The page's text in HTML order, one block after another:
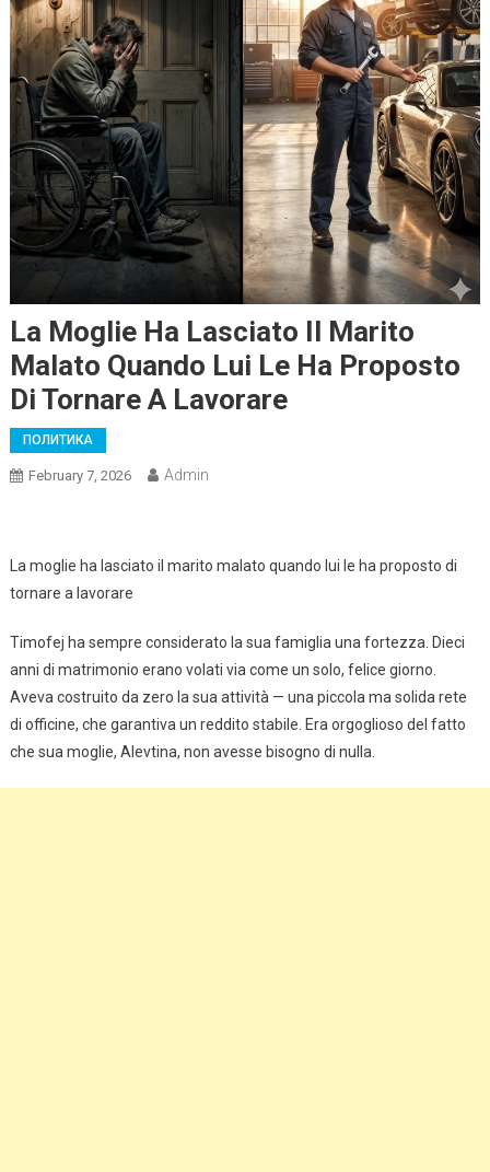
La Moglie Ha Lasciato Il Marito
Malato Quando Lui Le Ha Proposto
Di Tornare A Lavorare
ПОЛИТИКА
February 7, 2026 Admin
La moglie ha lasciato il marito malato quando lui le ha proposto di
tornare a lavorare
Timofej ha sempre considerato la sua famiglia una fortezza. Dieci
anni di matrimonio erano volati via come un solo, felice giorno.
Aveva costruito da zero la sua attività — una piccola ma solida rete
di officine, che garantiva un reddito stabile. Era orgoglioso del fatto
che sua moglie, Alevtina, non avesse bisogno di nulla.